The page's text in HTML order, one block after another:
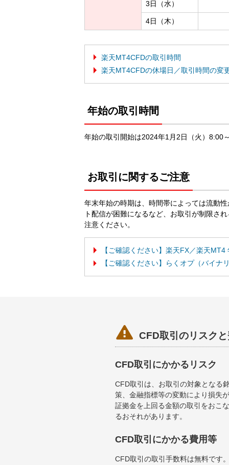
3日（水）
4日（木）
楽天MT4CFDの取引時間
楽天MT4CFDの休場日／取引時間の変
年始の取引時間
年始の取引開始は2024年1月2日（火）8:00
お取引に関するご注意
年末年始の時期は、時間帯によっては流動
ト配信が困難になるなど、お取引が制限さ
注意ください。
【ご確認ください】楽天FX／楽天
【ご確認ください】らくオプ（バイナ
 CFD取引のリスク
CFD取引にかかるリスク
CFD取引は、お取引の対象となる
策、金融指標等の変動により損失
証拠金を上回る金額の取引をおこ
るおそれがあります。
CFD取引にかかる費用等
CFD取引の取引手数料は無料です